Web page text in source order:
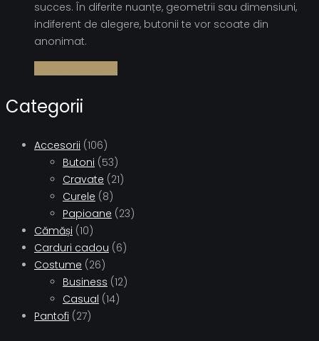
succes. În diferite nuanțe, geometrii sau dimensiuni,
indiferent de alegere, butonii te vor scoate din
anonimat.
Categorii
Accesorii (106)
Butoni (53)
Cravate (21)
Curele (8)
Papioane (23)
Cămăși (10)
Carduri cadou (6)
Costume (26)
Business (12)
Casual (14)
Pantofi (27)